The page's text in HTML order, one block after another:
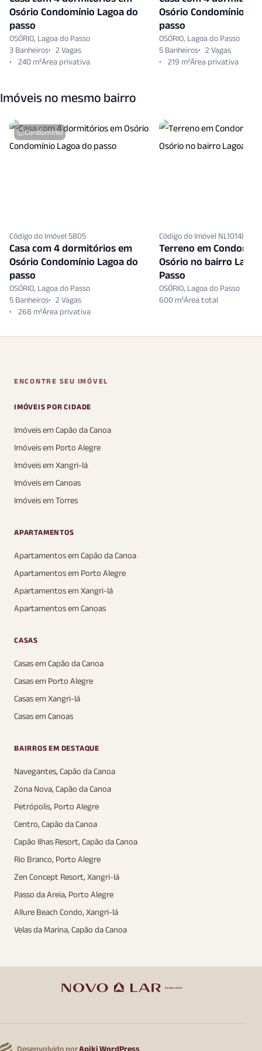
Osório Condomínio Lagoa do
passo
OSÓRIO, Lagoa do Passo
3 Banheiros
2 Vagas
240 m²
Osório Condomínio
passo
OSÓRIO, Lagoa do Passo
5 Banheiros
2 Vagas
219 m²
Imóveis no mesmo bairro
Condomínio
Código do Imóvel 5805
Casa com 4 dormitórios em
Osório Condomínio Lagoa do
passo
OSÓRIO, Lagoa do Passo
5 Banheiros
2 Vagas
268 m²
Código do Imóvel NL10148078
Terreno em
Osório no bairro
Passo
OSÓRIO, Lagoa do Passo
600 m²
ENCONTRE SEU IMÓVEL
IMÓVEIS POR CIDADE
Imóveis em Capão da Canoa
Imóveis em Porto Alegre
Imóveis em Xangri-lá
Imóveis em Canoas
Imóveis em Torres
APARTAMENTOS
Apartamentos em Capão da Canoa
Apartamentos em Porto Alegre
Apartamentos em Xangri-lá
Apartamentos em Canoas
CASAS
Casas em Capão da Canoa
Casas em Porto Alegre
Casas em Xangri-lá
Casas em Canoas
BAIRROS EM DESTAQUE
Navegantes, Capão da Canoa
Zona Nova, Capão da Canoa
Petrópolis, Porto Alegre
Centro, Capão da Canoa
Capão Ilhas Resort, Capão da Canoa
Rio Branco, Porto Alegre
Zen Concept Resort, Xangri-lá
Passo da Areia, Porto Alegre
Allure Beach Condo, Xangri-lá
Velas da Marina, Capão da Canoa